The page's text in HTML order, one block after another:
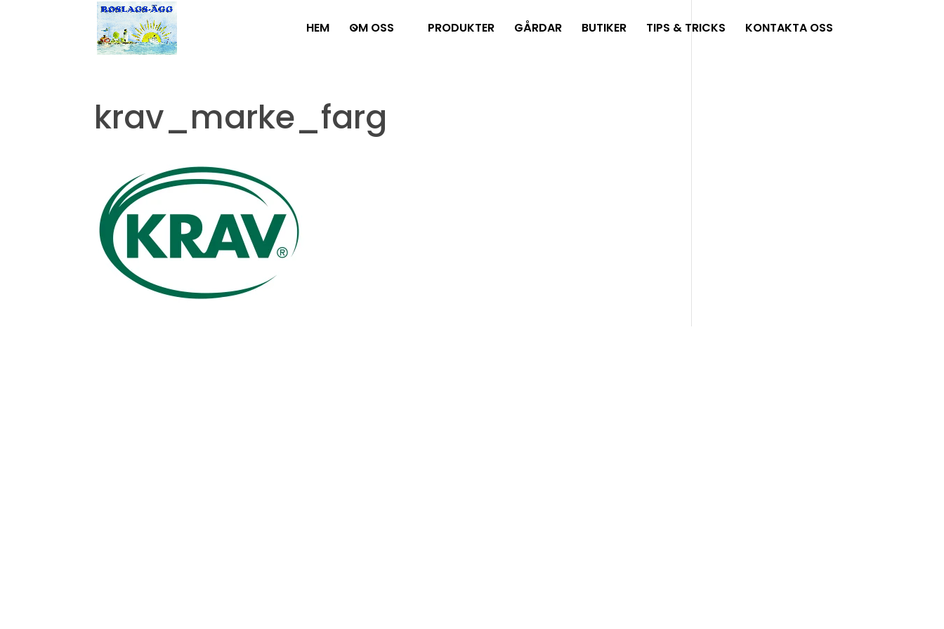
HEM OM OSS PRODUKTER GÅRDAR BUTIKER TIPS & TRICKS KONTAKTA OSS
krav_marke_farg